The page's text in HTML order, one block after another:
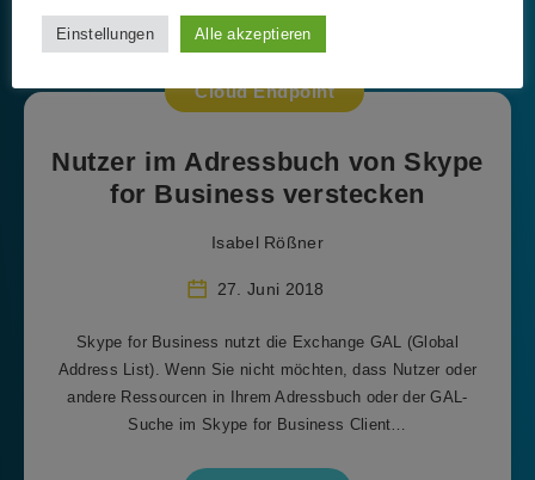
Cloud Endpoint
Nutzer im Adressbuch von Skype
for Business verstecken
Isabel Rößner
27. Juni 2018
Skype for Business nutzt die Exchange GAL (Global
Address List). Wenn Sie nicht möchten, dass Nutzer oder
andere Ressourcen in Ihrem Adressbuch oder der GAL-
Suche im Skype for Business Client…
Einstellungen Alle akzeptieren